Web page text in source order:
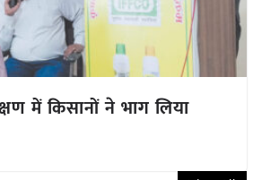
में किसानों ने भाग लिया